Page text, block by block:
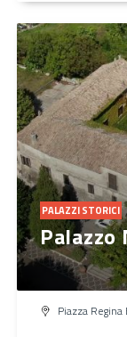
PALAZZI STORICI
Palazzo
Piazza